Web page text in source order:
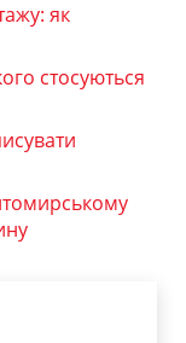
як
стосуються